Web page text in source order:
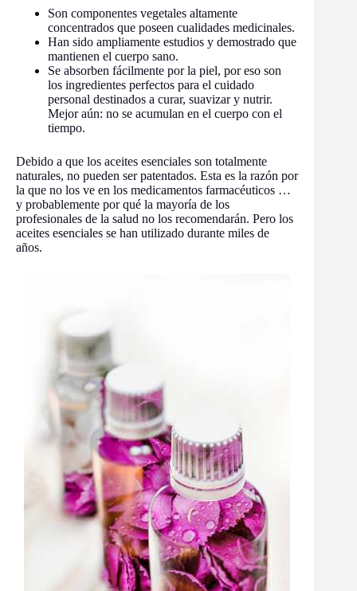
Son componentes vegetales altamente
concentrados que poseen cualidades medicinales.
Han sido ampliamente estudios y demostrado que
mantienen el cuerpo sano.
Se absorben fácilmente por la piel, por eso son
los ingredientes perfectos para el cuidado
personal destinados a curar, suavizar y nutrir.
Mejor aún: no se acumulan en el cuerpo con el
tiempo.
Debido a que los aceites esenciales son totalmente
naturales, no pueden ser patentados. Esta es la razón por
la que no los ve en los medicamentos farmacéuticos …
y probablemente por qué la mayoría de los
profesionales de la salud no los recomendarán. Pero los
aceites esenciales se han utilizado durante miles de
años.